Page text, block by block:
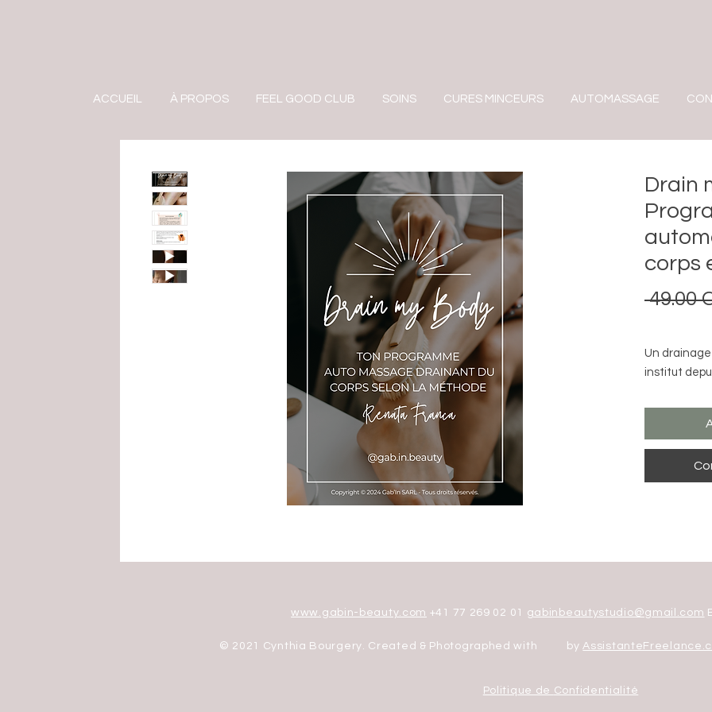
ACCUEIL À PROPOS FEEL GOOD CLUB SOINS CURES MINCEURS AUTOMASSAGE
Drain
corps
49.00
Un
institut
Dans cette
toutes les
pour
principales
affinés ?
cela !
www.gabin-beauty.com +41 77 269 02 01 gabinbeautystudio@gmail.com
© 2021 Cynthia Bourgery. Created & Photographed with by
Politique de Confidentialité